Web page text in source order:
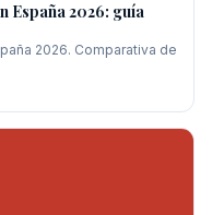
España 2026: guía
2026. Comparativa de